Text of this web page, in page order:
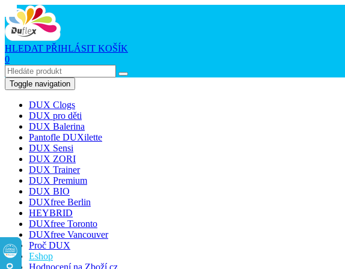
HLEDAT PŘIHLÁSIT KOŠÍK
0
Toggle navigation
DUX Clogs
DUX pro děti
DUX Balerina
Pantofle DUXilette
DUX Sensi
DUX ZORI
DUX Trainer
DUX Premium
DUX BIO
DUXfree Berlin
HEYBRID
DUXfree Toronto
DUXfree Vancouver
Proč DUX
Eshop
Hodnocení na Zboží.cz